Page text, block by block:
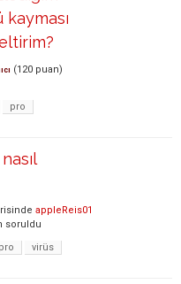
(120 puan)
pro
appleReis01
soruldu
virüs